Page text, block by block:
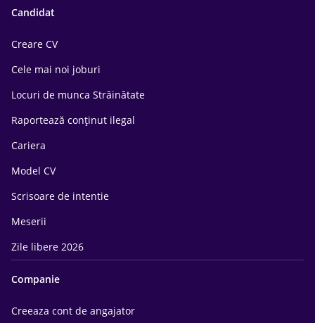
Candidat
Creare CV
Cele mai noi joburi
Locuri de munca Străinătate
Raportează conținut ilegal
Cariera
Model CV
Scrisoare de intentie
Meserii
Zile libere 2026
Companie
Creeaza cont de angajator